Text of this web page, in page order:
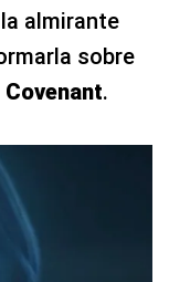
almirante
sobre
Covenant.